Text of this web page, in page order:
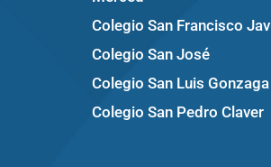
Colegio San Francisco
Colegio San José
Colegio San Luis Gonzaga
Colegio San Pedro Claver